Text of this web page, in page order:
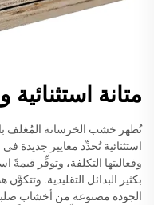
متانة
تُظهر خشب الخرسانة المُغلف
استثنائية تُحدِّد معايير
وفعاليتها التكلفة، وتوفِّر
بكثير البدائل التقليدية.
الجودة مصنوعة من أخشاب